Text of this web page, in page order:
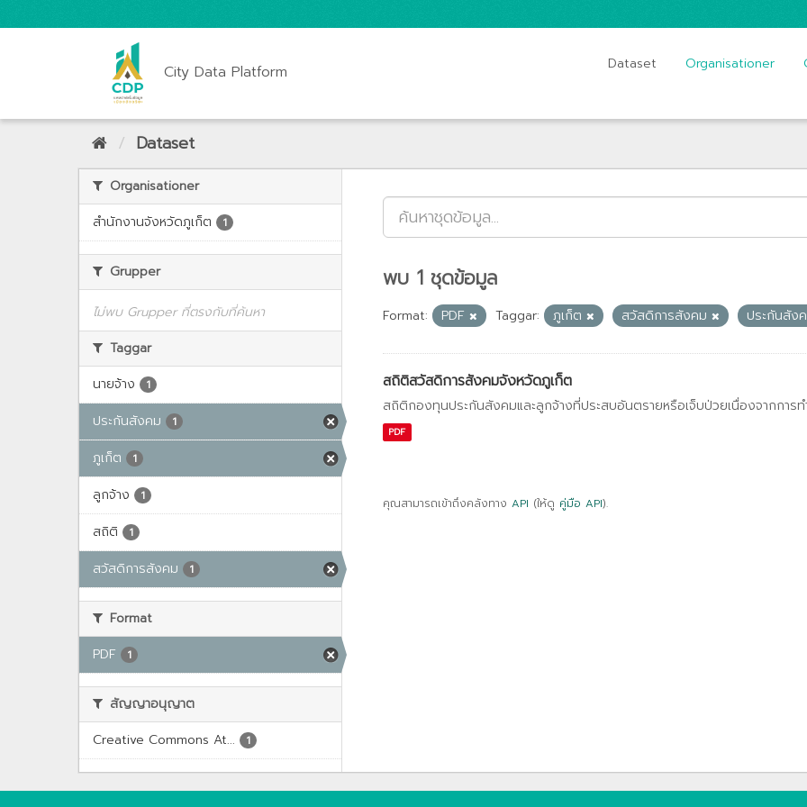
City Data Platform Dataset Organisationer
Dataset
Organisationer
สำนักงานจังหวัดภูเก็ต
1
Grupper
ไม่พบ Grupper ที่ตรงกับที่ค้นหา
Taggar
นายจ้าง
1
ประกันสังคม 1
ภูเก็ต 1
ลูกจ้าง 1
สถิติ 1
สวัสดิการสังคม 1
Format
PDF
1
สัญญาอนุญาต
Creative Commons At...
1
พบ 1 ชุดข้อมูล
Format: PDF Taggar: ภูเก็ต สวัสดิการสังคม ประกันสัง
สถิติสวัสดิการสังคมจังหวัดภูเก็ต
สถิติกองทุนประกันสังคมและลูกจ้างที่ประสบอันตรายหรือเจ็บป่วยเนื่องจากการ
PDF
คุณสามารถเข้าถึงคลังทาง API (ให้ดู คู่มือ API).